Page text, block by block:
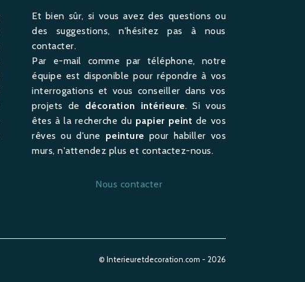
Et bien sûr, si vous avez des questions ou
des suggestions, n'hésitez pas à nous
contacter.
Par e-mail comme par téléphone, notre
équipe est disponible pour répondre à vos
interrogations et vous conseiller dans vos
projets de décoration intérieure. Si vous
êtes à la recherche du papier peint de vos
rêves ou d'une peinture pour habiller vos
murs, n'attendez plus et contactez-nous.
Nous contacter
© Interieuretdecoration.com - 2026